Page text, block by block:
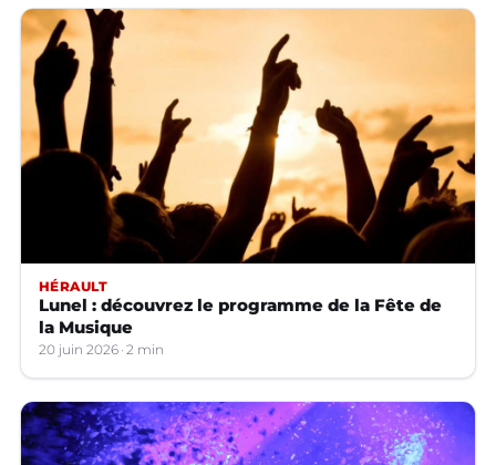
HÉRAULT
Lunel : découvrez le programme de la Fête de
la Musique
20 juin 2026 2 min